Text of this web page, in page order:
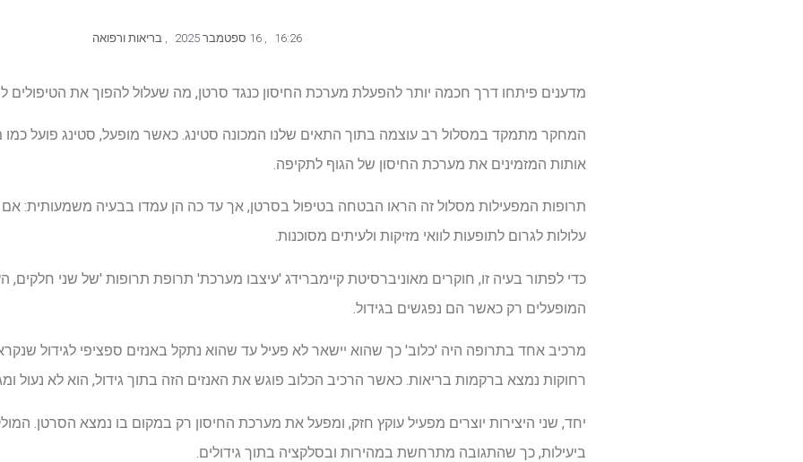
16:26
,
, בריאות ורפואה
מדענים פיתחו דרך חכמה יותר להפעלת מערכת החיסון כנגד סרטן, מה שעלול להפוך את הטיפולים
המחקר מתמקד במסלול רב עוצמה בתוך התאים שלנו המכונה סטינג. כאשר מופעל, סטינג פועל כמו
אותות המזמינים את מערכת החיסון של הגוף לתקיפה.
תרופות המפעילות מסלול זה הראו הבטחה בטיפול בסרטן, אך עד כה הן עמדו בבעיה משמעותית: אם
עלולות לגרום לתופעות לוואי מזיקות ולעיתים מסוכנות.
כדי לפתור בעיה זו, חוקרים מאוניברסיטת קיימברידג 'עיצבו מערכת' תרופת תרופות 'של שני חלקים,
המופעלים רק כאשר הם נפגשים בגידול.
מרכיב אחד בתרופה היה 'כלוב' כך שהוא יישאר לא פעיל עד שהוא נתקל באנזים ספציפי לגידול
רחוקות נמצא ברקמות בריאות. כאשר הרכיב הכלוב פוגש את האנזים הזה בתוך גידול, הוא לא נעול
יחד, שני היצירות יוצרים מפעיל עוקץ חזק, ומפעל את מערכת החיסון רק במקום בו נמצא הסרטן.
ביעילות, כך שהתגובה מתרחשת במהירות ובסלקציה בתוך גידולים.